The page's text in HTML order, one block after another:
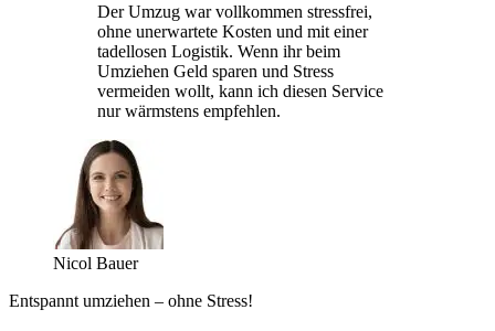
Der Umzug war vollkommen stressfrei,
ohne unerwartete Kosten und mit einer
tadellosen Logistik. Wenn ihr beim
Umziehen Geld sparen und Stress
vermeiden wollt, kann ich diesen Service
nur wärmstens empfehlen.
Nicol Bauer
Entspannt umziehen – ohne Stress!